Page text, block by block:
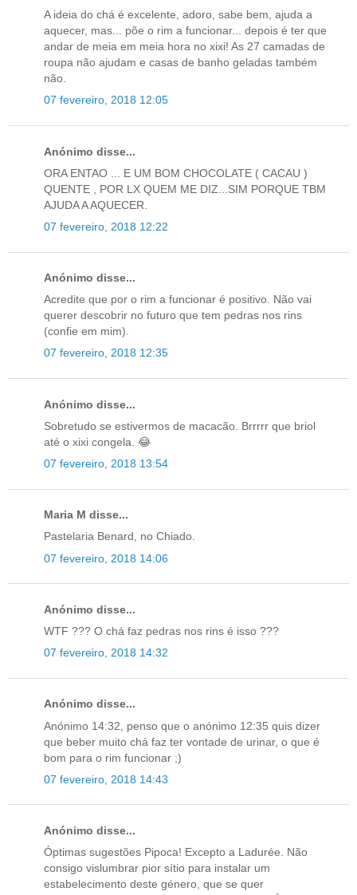
A ideia do chá é excelente, adoro, sabe bem, ajuda a
aquecer, mas... põe o rim a funcionar... depois é ter que
andar de meia em meia hora no xixi! As 27 camadas de
roupa não ajudam e casas de banho geladas também
não.
07 fevereiro, 2018 12:05
Anónimo disse...
ORA ENTAO ... E UM BOM CHOCOLATE ( CACAU )
QUENTE , POR LX QUEM ME DIZ...SIM PORQUE TBM
AJUDA A AQUECER.
07 fevereiro, 2018 12:22
Anónimo disse...
Acredite que por o rim a funcionar é positivo. Não vai
querer descobrir no futuro que tem pedras nos rins
(confie em mim).
07 fevereiro, 2018 12:35
Anónimo disse...
Sobretudo se estivermos de macacão. Brrrrr que briol
até o xixi congela. 😂
07 fevereiro, 2018 13:54
Maria M disse...
Pastelaria Benard, no Chiado.
07 fevereiro, 2018 14:06
Anónimo disse...
WTF ??? O chá faz pedras nos rins é isso ???
07 fevereiro, 2018 14:32
Anónimo disse...
Anónimo 14:32, penso que o anónimo 12:35 quis dizer
que beber muito chá faz ter vontade de urinar, o que é
bom para o rim funcionar ;)
07 fevereiro, 2018 14:43
Anónimo disse...
Óptimas sugestões Pipoca! Excepto a Ladurée. Não
consigo vislumbrar pior sítio para instalar um
estabelecimento deste género, que se quer